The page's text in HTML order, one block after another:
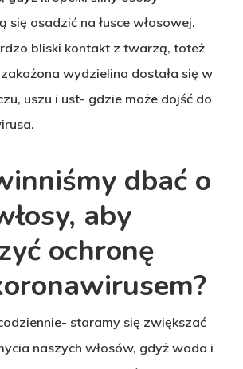
się osadzić na łusce włosowej.
bliski kontakt z twarzą, toteż
wydzielina dostała się w
uszu i ust- gdzie może dojść do
dbać o
aby
ochronę
staramy się zwiększać
naszych włosów, gdyż woda i